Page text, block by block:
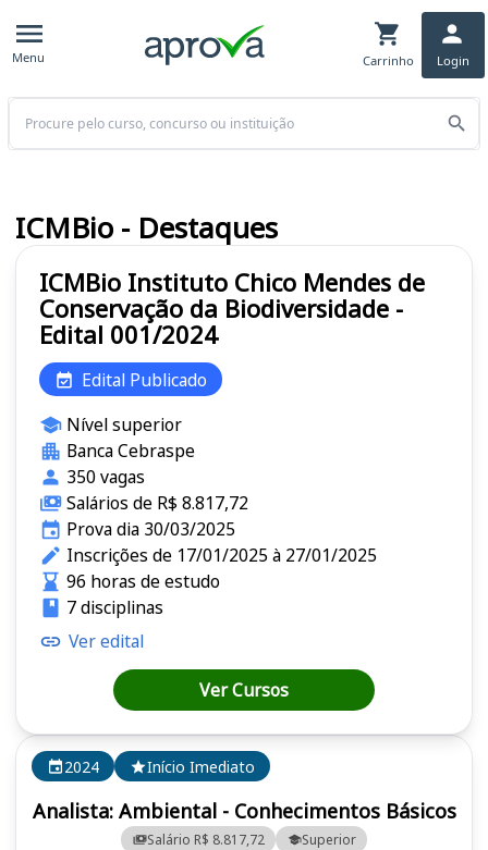
Menu Carrinho Login
Buscar
2024 Início Imediato
Analista: Ambiental - Conhecimentos Básicos
Salário R$ 8.817,72 Superior
ICMBio Instituto Chico Mendes de
Conservação da Biodiversidade -
Edital 001/2024
Edital Publicado
Nível superior
Banca Cebraspe
350 vagas
Salários de R$ 8.817,72
Prova dia 30/03/2025
Inscrições de 17/01/2025 à 27/01/2025
96 horas de estudo
7 disciplinas
Ver edital
Ver Cursos
ICMBio - Destaques